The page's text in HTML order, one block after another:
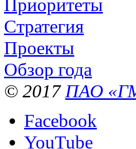
Приоритеты
Стратегия
Проекты
Обзор года
© 2017 ПАО
Facebook
YouTube